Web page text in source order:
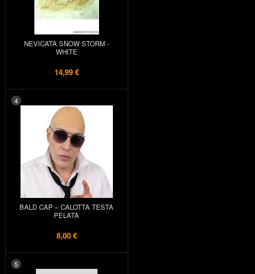
NEVICATA SNOW STORM -
WHITE
14,99 €
4
BALD CAP – CALOTTA TESTA
PELATA
8,00 €
5